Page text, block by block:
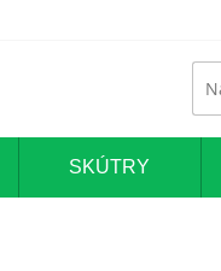
SKÚTRY